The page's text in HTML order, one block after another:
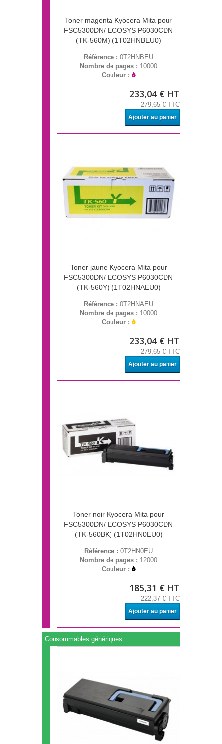
Toner magenta Kyocera Mita pour
FSC5300DN/ ECOSYS P6030CDN
(TK-560M) (1T02HNBEU0)
Référence : 0T2HNBEU
Nombre de pages : 10000
Couleur :
233,04 € HT
279,65 € TTC
Ajouter au panier
Toner jaune Kyocera Mita pour
FSC5300DN/ ECOSYS P6030CDN
(TK-560Y) (1T02HNAEU0)
Référence : 0T2HNAEU
Nombre de pages : 10000
Couleur :
233,04 € HT
279,65 € TTC
Ajouter au panier
Toner noir Kyocera Mita pour
FSC5300DN/ ECOSYS P6030CDN
(TK-560BK) (1T02HN0EU0)
Référence : 0T2HN0EU
Nombre de pages : 12000
Couleur :
185,31 € HT
222,37 € TTC
Ajouter au panier
Consommables génériques